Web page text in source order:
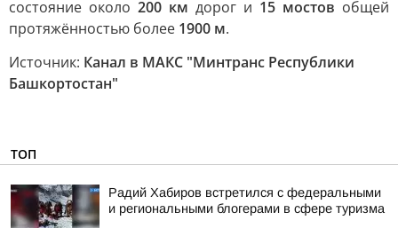
состояние около 200 км дорог и 15 мостов общей
протяжённостью более 1900 м.
Источник: Канал в МАКС "Минтранс Республики
Башкортостан"
ТОП
Радий Хабиров встретился с федеральными
и региональными блогерами в сфере туризма